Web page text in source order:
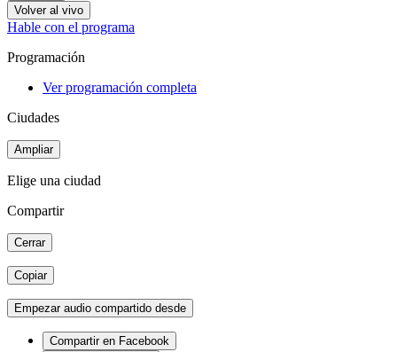
Volver al vivo
Hable con el programa
Programación
Ver programación completa
Ciudades
Ampliar
Elige una ciudad
Compartir
Cerrar
Copiar
Empezar audio compartido desde
Compartir en Facebook